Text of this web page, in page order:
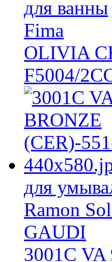
для ванны
Fima
OLIVIA
F5004/
для
Ramon
GAUDI
3001C VA